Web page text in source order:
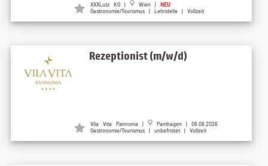
XXXLutz KG | Wien | NEU
Gastronomie/Tourismus | Lehrstelle | Vollzeit
Rezeptionist (m/w/d)
Vila Vita Pannonia |
Pamhagen | 06.08.2026
Gastronomie/Tourismus | unbefristet | Vollzeit